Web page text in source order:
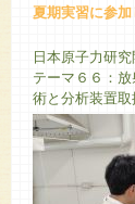
夏期実習に参
日本原子力研
テーマ６６：
術と分析装置取